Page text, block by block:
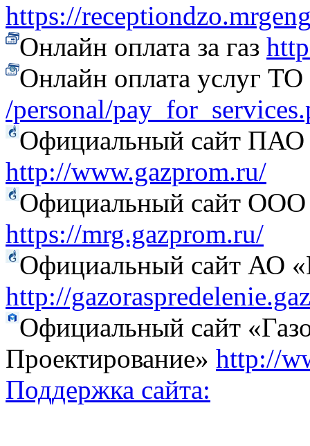
https://
Онлайн оплата за газ
Онлайн оплата услуг
/personal/
Официальный сайт ПАО
http://www.gazprom.ru/
Официальный сайт ООО
https://mrg.gazprom.ru/
Официальный сайт АО
http://
Официальный сайт
Проектирование» http://
Поддержка сайта: